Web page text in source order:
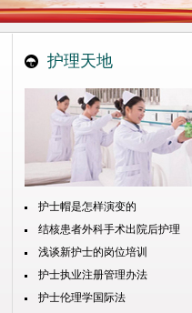
护理天地
护士帽是怎样演变的
结核患者外科手术出院后护理
浅谈新护士的岗位培训
护士执业注册管理办法
护士伦理学国际法